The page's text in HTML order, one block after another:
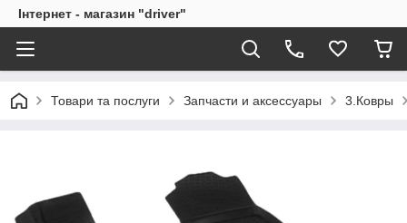
Інтернет - магазин "driver"
Товари та послуги Запчасти и аксессуары 3.Ковры